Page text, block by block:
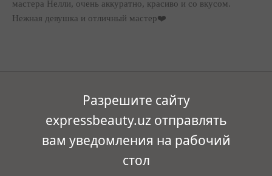
Разрешите сайту
expressbeauty.uz отправлять
вам уведомления на рабочий
стол
мастера Нелли, очень аккуратно, красиво и со вкусом.
Нежная девушка и отличный мастер❤️